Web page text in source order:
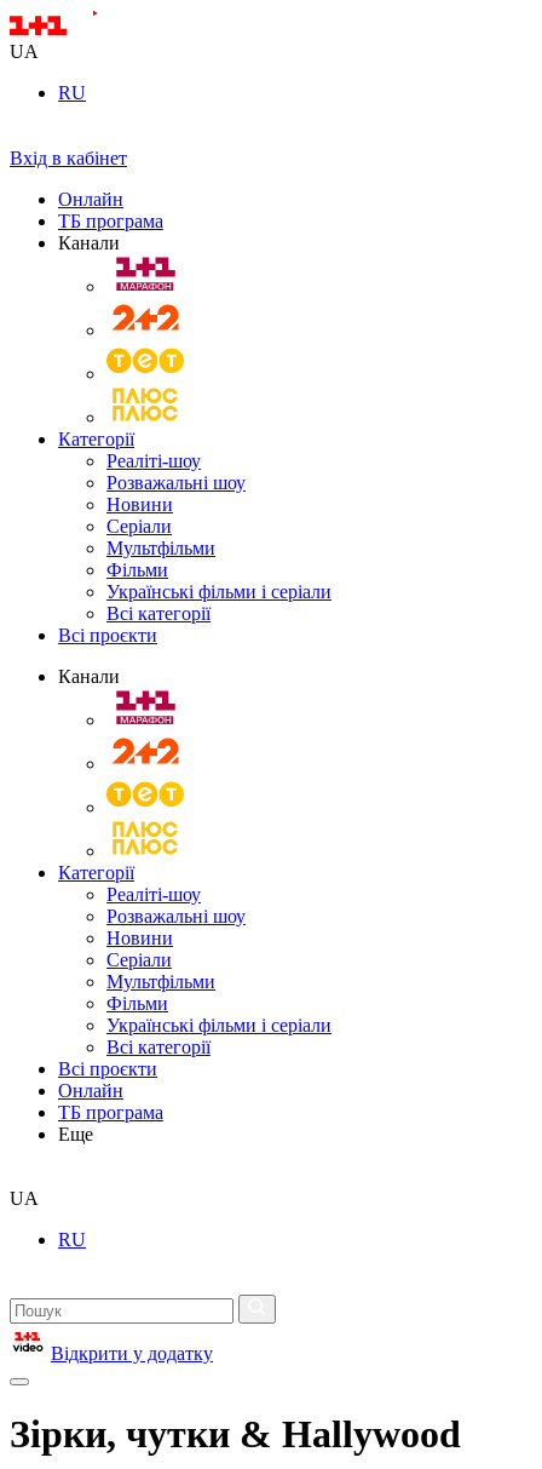
UA
RU
Вхід в кабінет
Онлайн
ТБ програма
Канали
Категорії
Реаліті-шоу
Розважальні шоу
Новини
Серіали
Мультфільми
Фільми
Українські фільми і серіали
Всі категорії
Всі проєкти
Канали
Категорії
Реаліті-шоу
Розважальні шоу
Новини
Серіали
Мультфільми
Фільми
Українські фільми і серіали
Всі категорії
Всі проєкти
Онлайн
ТБ програма
Еще
UA
RU
Відкрити у додатку
Зірки, чутки & Hallywood